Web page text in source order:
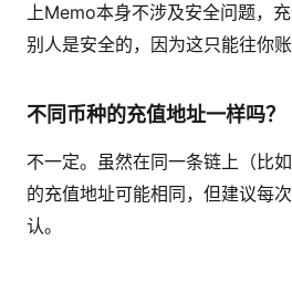
上Memo本身不涉及安全问题，
别人是安全的，因为这只能往你
不同币种的充值地址一样吗？
不一定。虽然在同一条链上（比
的充值地址可能相同，但建议每
认。